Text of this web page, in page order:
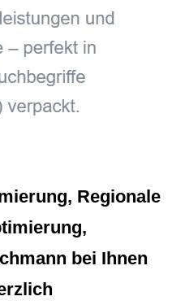
Regionale
bei Ihnen